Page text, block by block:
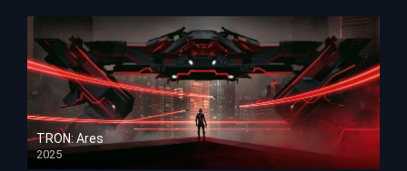
TRON: Ares
2025
HD 1080p